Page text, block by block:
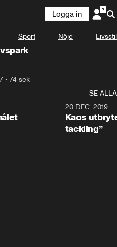
Logga in
Sport Nöje Livsstil
• 74 sek
SE ALLA
20 DEC. 2019
Kaos
tackling”